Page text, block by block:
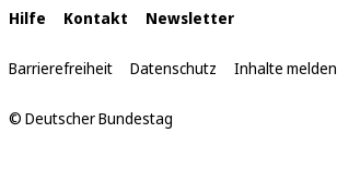
Interne
Links
Hilfe Kontakt Newsletter
Barrierefreiheit Datenschutz Inhalte melden
© Deutscher Bundestag